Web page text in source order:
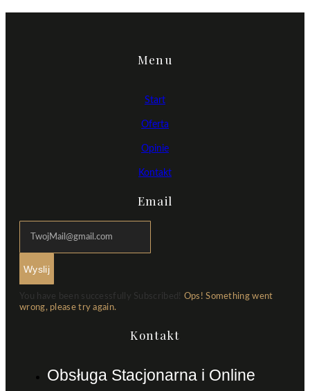
Menu
Start
Oferta
Opinie
Kontakt
Email
Wyslij
You have been successfully Subscribed!
Ops! Something went
wrong, please try again.
Kontakt
Obsługa Stacjonarna i Online